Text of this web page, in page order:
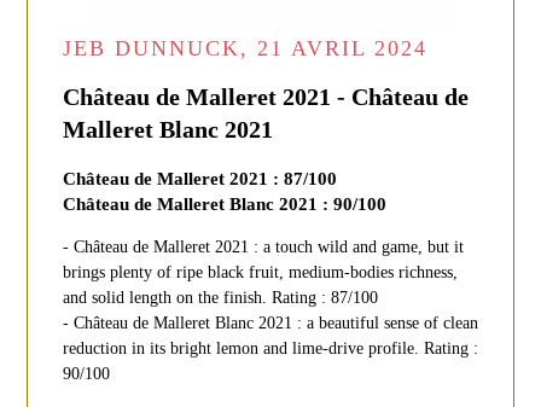
JEB DUNNUCK, 21 AVRIL 2024
Château de Malleret 2021 - Château de
Malleret Blanc 2021
Château de Malleret 2021 : 87/100
Château de Malleret Blanc 2021 : 90/100
- Château de Malleret 2021 : a touch wild and game, but it
brings plenty of ripe black fruit, medium-bodies richness,
and solid length on the finish. Rating : 87/100
- Château de Malleret Blanc 2021 : a beautiful sense of clean
reduction in its bright lemon and lime-drive profile. Rating :
90/100